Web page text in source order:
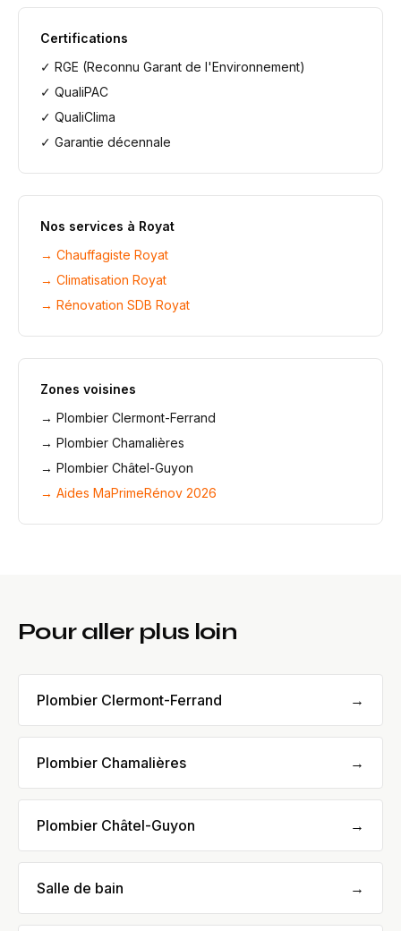
Certifications
✓ RGE (Reconnu Garant de l'Environnement)
✓ QualiPAC
✓ QualiClima
✓ Garantie décennale
Nos services à Royat
→ Chauffagiste Royat
→ Climatisation Royat
→ Rénovation SDB Royat
Zones voisines
→ Plombier Clermont-Ferrand
→ Plombier Chamalières
→ Plombier Châtel-Guyon
→ Aides MaPrimeRénov 2026
Pour aller plus loin
Plombier Clermont-Ferrand →
Plombier Chamalières →
Plombier Châtel-Guyon →
Salle de bain →